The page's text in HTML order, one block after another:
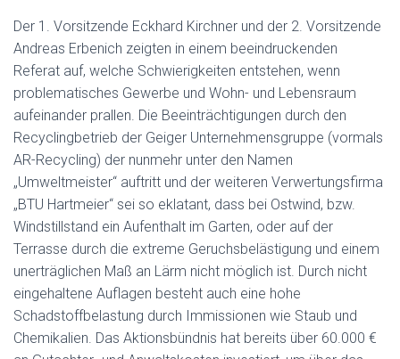
Der 1. Vorsitzende Eckhard Kirchner und der 2. Vorsitzende
Andreas Erbenich zeigten in einem beeindruckenden
Referat auf, welche Schwierigkeiten entstehen, wenn
problematisches Gewerbe und Wohn- und Lebensraum
aufeinander prallen. Die Beeinträchtigungen durch den
Recyclingbetrieb der Geiger Unternehmensgruppe (vormals
AR-Recycling) der nunmehr unter den Namen
„Umweltmeister“ auftritt und der weiteren Verwertungsfirma
„BTU Hartmeier“ sei so eklatant, dass bei Ostwind, bzw.
Windstillstand ein Aufenthalt im Garten, oder auf der
Terrasse durch die extreme Geruchsbelästigung und einem
unerträglichen Maß an Lärm nicht möglich ist. Durch nicht
eingehaltene Auflagen besteht auch eine hohe
Schadstoffbelastung durch Immissionen wie Staub und
Chemikalien. Das Aktionsbündnis hat bereits über 60.000 €